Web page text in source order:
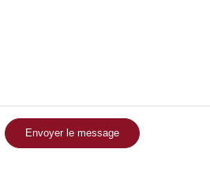
Envoyer le message